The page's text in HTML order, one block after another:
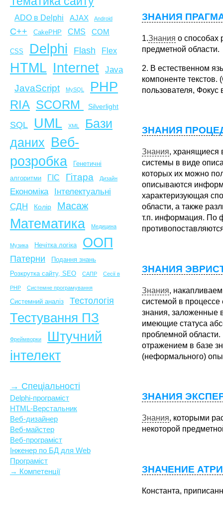
ADO в Delphi AJAX Android
C++ CakePHP CMS COM
CSS Delphi Flash Flex
HTML Internet Java
JavaScript MySQL PHP
RIA SCORM Silverlight
SQL UML XML
Бази
даних Веб-
розробка
Генетичні
алгоритми
ГІС Гітара Дизайн
Економіка
Інтелектуальні
СДН
Колір Масаж
Математика Медицина
Музика Нечітка логіка ООП
Патерни
Подання знань
Розкрутка сайту, SEO
САПР Сесії в
PHP Системне програмування
Системний аналіз Тестологія
Тестування ПЗ
Фреймворки
Штучний
інтелект
→ Спеціальності
Delphi-програміст
HTML-Верстальник
Веб-дизайнер
Веб-майстер
Веб-програміст
Інженер по БД для Web
Програміст
→ Компетенції
ЗНАНИЯ
1.Знания о способах
предметной области.
2. В естественном
компоненте
пользователя, Фокус
ЗНАНИЯ
Знания, хранящиеся
системы в виде
которых их можно
описываются
характеризующая
области, а также
т.п. информация. По
ЗНАНИЯ
Знания,
системой в
знания, заложенные
имеющие статуса
проблемной
отражением в базе
(неформального)
ЗНАНИЯ
Знания, которыми
некоторой
ЗНАЧЕНИЕ
Константа,